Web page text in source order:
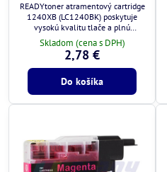
READYtoner atramentový cartridge
1240XB (LC1240BK) poskytuje
vysokú kvalitu tlače a plnú
kompatibilitu s tlačiarňami Brother.
Skladom (cena s DPH)
2,78 €
Do košíka